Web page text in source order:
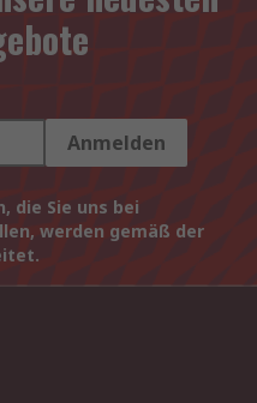
Anmelden
die Sie uns bei
werden gemäß der